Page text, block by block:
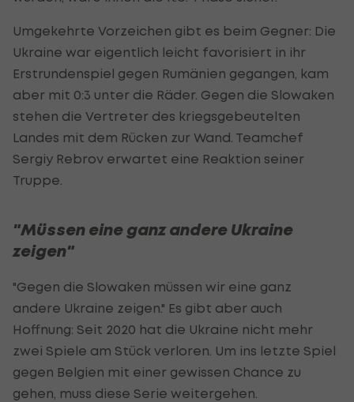
Umgekehrte Vorzeichen gibt es beim Gegner: Die
Ukraine war eigentlich leicht favorisiert in ihr
Erstrundenspiel gegen Rumänien gegangen, kam
aber mit 0:3 unter die Räder. Gegen die Slowaken
stehen die Vertreter des kriegsgebeutelten
Landes mit dem Rücken zur Wand. Teamchef
Sergiy Rebrov erwartet eine Reaktion seiner
Truppe.
"Müssen eine ganz andere Ukraine
zeigen"
"Gegen die Slowaken müssen wir eine ganz
andere Ukraine zeigen." Es gibt aber auch
Hoffnung: Seit 2020 hat die Ukraine nicht mehr
zwei Spiele am Stück verloren. Um ins letzte Spiel
gegen Belgien mit einer gewissen Chance zu
gehen, muss diese Serie weitergehen.